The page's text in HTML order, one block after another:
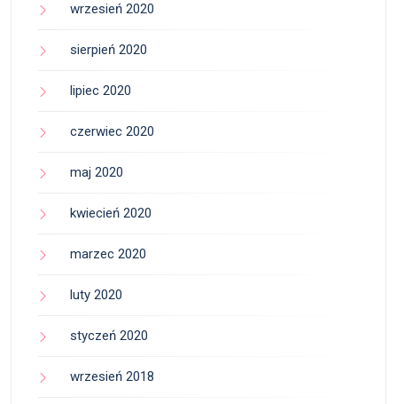
wrzesień 2020
sierpień 2020
lipiec 2020
czerwiec 2020
maj 2020
kwiecień 2020
marzec 2020
luty 2020
styczeń 2020
wrzesień 2018